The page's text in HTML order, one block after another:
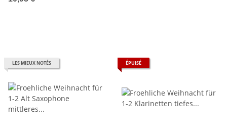
LES MIEUX NOTÉS ÉPUISÉ